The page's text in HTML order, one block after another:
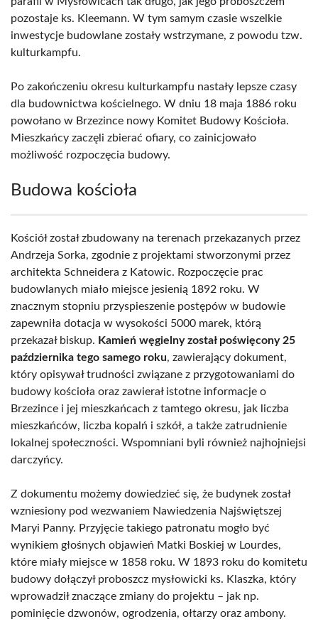
pozostaje ks. Kleemann. W tym samym czasie wszelkie
inwestycje budowlane zostały wstrzymane, z powodu tzw.
kulturkampfu.
Po zakończeniu okresu kulturkampfu nastały lepsze czasy
dla budownictwa kościelnego. W dniu 18 maja 1886 roku
powołano w Brzezince nowy Komitet Budowy Kościoła.
Mieszkańcy zaczęli zbierać ofiary, co zainicjowało
możliwość rozpoczęcia budowy.
Budowa kościoła
Kościół został zbudowany na terenach przekazanych przez
Andrzeja Sorka, zgodnie z projektami stworzonymi przez
architekta Schneidera z Katowic. Rozpoczęcie prac
budowlanych miało miejsce jesienią 1892 roku. W
znacznym stopniu przyspieszenie postępów w budowie
zapewniła dotacja w wysokości 5000 marek, którą
przekazał biskup. Kamień węgielny został poświęcony 25
października tego samego roku, zawierający dokument,
który opisywał trudności związane z przygotowaniami do
budowy kościoła oraz zawierał istotne informacje o
Brzezince i jej mieszkańcach z tamtego okresu, jak liczba
mieszkańców, liczba kopalń i szkół, a także zatrudnienie
lokalnej społeczności. Wspomniani byli również najhojniejsi
darczyńcy.
Z dokumentu możemy dowiedzieć się, że budynek został
wzniesiony pod wezwaniem Nawiedzenia Najświętszej
Maryi Panny. Przyjęcie takiego patronatu mogło być
wynikiem głośnych objawień Matki Boskiej w Lourdes,
które miały miejsce w 1858 roku. W 1893 roku do komitetu
budowy dołączył proboszcz mysłowicki ks. Klaszka, który
wprowadził znaczące zmiany do projektu – jak np.
pominięcie dzwonów, ogrodzenia, ołtarzy oraz ambony.